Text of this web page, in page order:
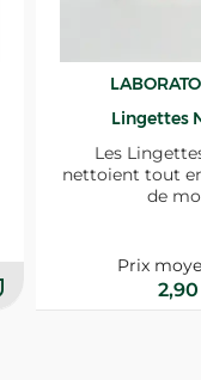
Lingettes
Les
nettoient tout
de
Prix